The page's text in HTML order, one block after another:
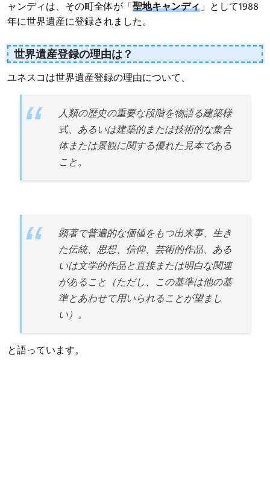
ャンディは、その町全体が「聖地キャンディ 」として1988
年に世界遺産に登録されました。
世界遺産登録の理由は？
ユネスコは世界遺産登録の理由について、
人類の歴史の重要な段階を物語る建築様
式、あるいは建築的または技術的な集合
体または景観に関する優れた見本である
こと。
顕著で普遍的な価値をもつ出来事、生き
た伝統、思想、信仰、芸術的作品、ある
いは文学的作品と直接または明白な関連
があること（ただし、この基準は他の基
準とあわせて用いられることが望まし
い）。
と語っています。